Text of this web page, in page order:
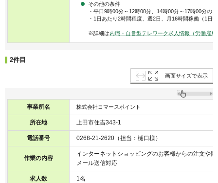
その他の条件
・平日9時00分～12時00分、14時00分～17時00分の
・1日あたり2時間程度、週2日、月16時間稼働（1日
※詳細は内職・自営型テレワーク求人情報（労働雇用
2件目
画面サイズで表示
事業所名 株式会社コマースポイント
所在地 上田市住吉343-1
電話番号 0268-21-2620（担当：樋口様）
作業の内容
インターネットショッピングのお客様からの注文や
メール送信対応
求人数 1名